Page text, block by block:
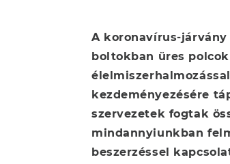
A koronavírus-
boltokban üres
kezdeményezésére
szervezetek fogtak
mindannyiunkban
beszerzéssel